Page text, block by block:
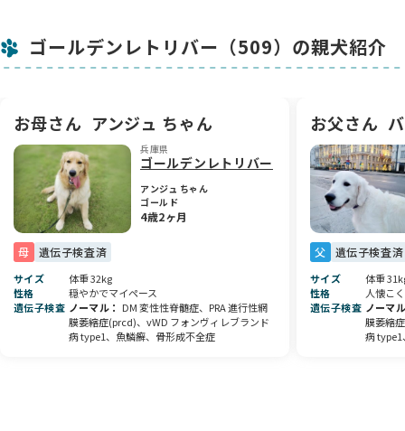
大切に育てております。また、遠方の方は弊舎宿泊棟にてご宿
泊（無料）いただけます。
です。ご見学やご相談だけでも、どうぞお気軽にお問い合わせ
ください。皆さまとの素敵なご縁を心よりお待ちしておりま
す。
【FAQ回答】
Q:譲渡価格が他犬舎より高いのはなぜ？
A:弊舎の定める5つの品質基準
1.遺伝性疾患リスクゼロを継承するDNA
2.腫瘍等罹患率を低減する遺伝的多様性に富む交配
3.欧州並びに米国各々の犬種標準に沿う優良な形質血統
4.家庭犬に向く生来気質
5.動物福祉を優先する飼養環境での育出
を満たす価値相応の価格を設定しています。
ゴールデンレトリバー（509）の親犬紹介
お母さん アンジュ ちゃん
兵庫県
ゴールデンレトリバー
アンジュ ちゃん
ゴールド
4歳2ヶ月
母 遺伝子検査済
サイズ
体重 32kg
性格
穏やかでマイペース
遺伝子検査 ノーマル
DM 変性性脊髄症、PRA 進行性網
膜萎縮症(prcd)、vWD フォンヴィレブランド
病 type1、魚鱗癬、骨形成不全症
お父さん
父 遺伝子検査済
サイズ
体重
性格
人懐こ
遺伝子検査 ノーマ
膜萎縮
病